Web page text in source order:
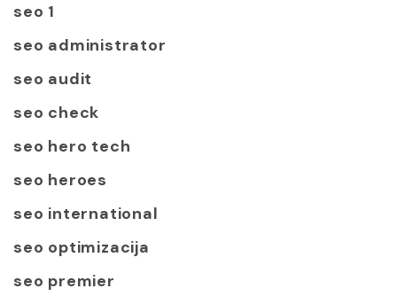
seo 1
seo administrator
seo audit
seo check
seo hero tech
seo heroes
seo international
seo optimizacija
seo premier